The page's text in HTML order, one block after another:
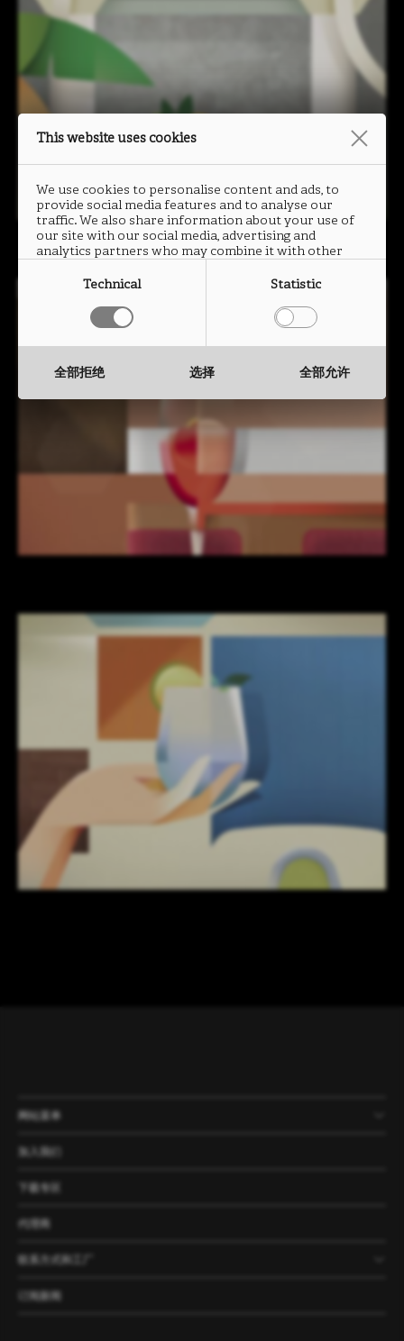
网站菜单
产品
公司
资讯
案例
加入我们
代理商
联系方式和工厂
订阅新闻
This website uses cookies
We use cookies to personalise content and ads, to
provide social media features and to analyse our
traffic. We also share information about your use of
our site with our social media, advertising and
analytics partners who may combine it with other
they have collected from your use of their services.
Technical Statistic
全部拒绝 选择 全部允许